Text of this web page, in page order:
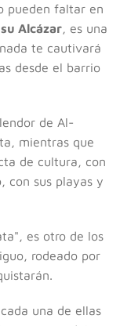
pueden faltar en
Alcázar, es una
te cautivará
desde el barrio
de Al-
mientras que
de cultura, con
con sus playas y
es otro de los
rodeado por
una de ellas